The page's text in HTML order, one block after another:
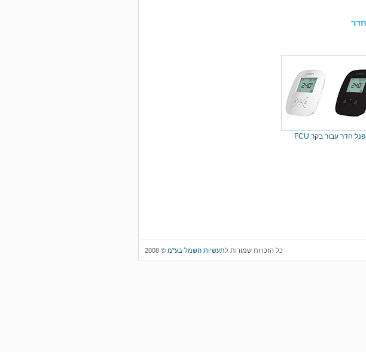
פנל חדר עבור בקר FCU
כל הזכויות שמורות לתעשיות חשמל בע"מ © 2008